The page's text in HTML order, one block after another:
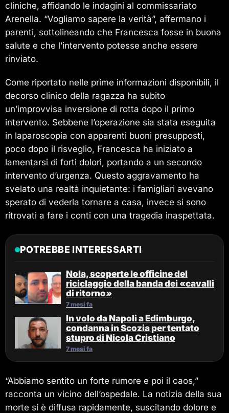
cliniche, affidando le indagini al commissariato
Arenella. “Vogliamo sapere la verità”, affermano i
parenti, sottolineando che Francesca fosse in buona
salute e che l’intervento potesse anche essere
rinviato.
Come riportato nelle prime informazioni disponibili, il
decorso clinico della ragazza ha subito
un’improvvisa inversione di rotta dopo il primo
intervento. Sebbene l’operazione sia stata eseguita
in laparoscopia con apparenti buoni presupposti,
poco dopo il risveglio, Francesca ha iniziato a
lamentarsi di forti dolori, portando a un secondo
intervento d’urgenza. Questo aggravamento ha
svelato una realtà inquietante: i famigliari avevano
sperato di vederla tornare a casa, invece si sono
ritrovati a fare i conti con una tragedia inaspettata.
POTREBBE INTERESSARTI
Nola, scoperte le officine del
riciclaggio della banda dei «cavalli
di ritorno»
7 mesi fa
In volo da Napoli a Edimburgo,
condanna in Scozia per tentato
stupro di Nicola Cristiano
7 mesi fa
“Abbiamo sentito un forte rumore e poi il caos,”
racconta un vicino dell’ospedale. La notizia della sua
morte si è diffusa rapidamente, suscitando dolore e